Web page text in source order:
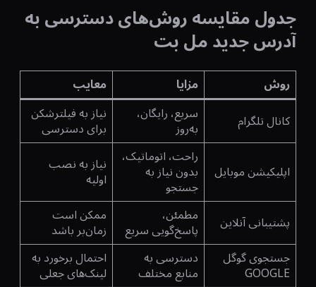
جدول مقایسه روش‌های دسترسی به
آدرس جدید مل بت
روش مزایا
معایب
کانال تلگرام
سریع، رایگان،
به‌روز
نیاز به فیلترشکن
برای دسترسی
اپلیکیشن موبایل
راحت، اتوماتیک،
بدون نیاز به
جستجو
نیاز به نصب
اولیه
پشتیبانی آنلاین
مطمئن،
پاسخ‌گویی سریع
ممکن است
زمان‌بر باشد
جستجوی گوگل
GOOGLE
دسترسی به
منابع مختلف
احتمال برخورد به
لینک‌های جعلی